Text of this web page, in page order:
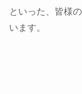
といった、皆様
います。